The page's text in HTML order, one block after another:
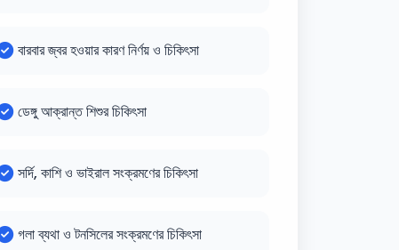
বারবার জ্বর হওয়ার কারণ নির্ণয় ও চিকিৎসা
ডেঙ্গু আক্রান্ত শিশুর চিকিৎসা
সর্দি, কাশি ও ভাইরাল সংক্রমণের চিকিৎসা
গলা ব্যথা ও টনসিলের সংক্রমণের চিকিৎসা